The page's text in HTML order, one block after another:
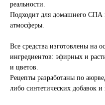
реальности.
Подходит для домашнего СПА
атмосферы.
Все средства изготовлены на
ингредиентов: эфирных и
и цветов.
Рецепты разработаны по
либо синтетических добавок и